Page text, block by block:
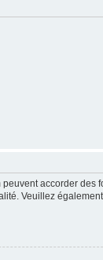
accorder
Veuillez